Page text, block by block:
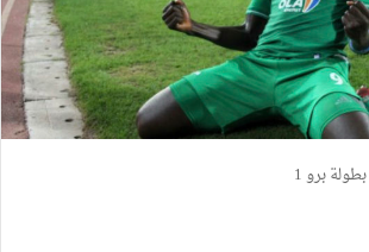
بطولة برو 1